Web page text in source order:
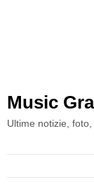
Music
Ultime notizie,